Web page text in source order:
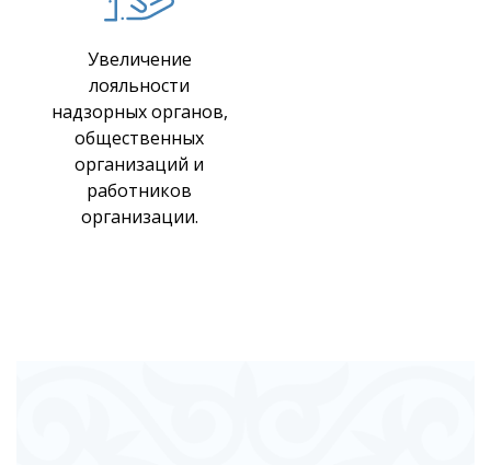
Увеличение
лояльности
надзорных органов,
общественных
организаций и
работников
организации.